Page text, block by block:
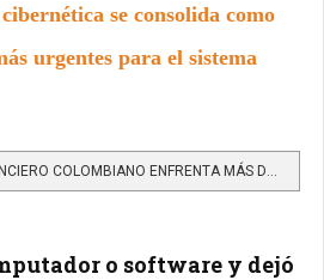
se consolida como
urgentes para el sistema
o software y dejó